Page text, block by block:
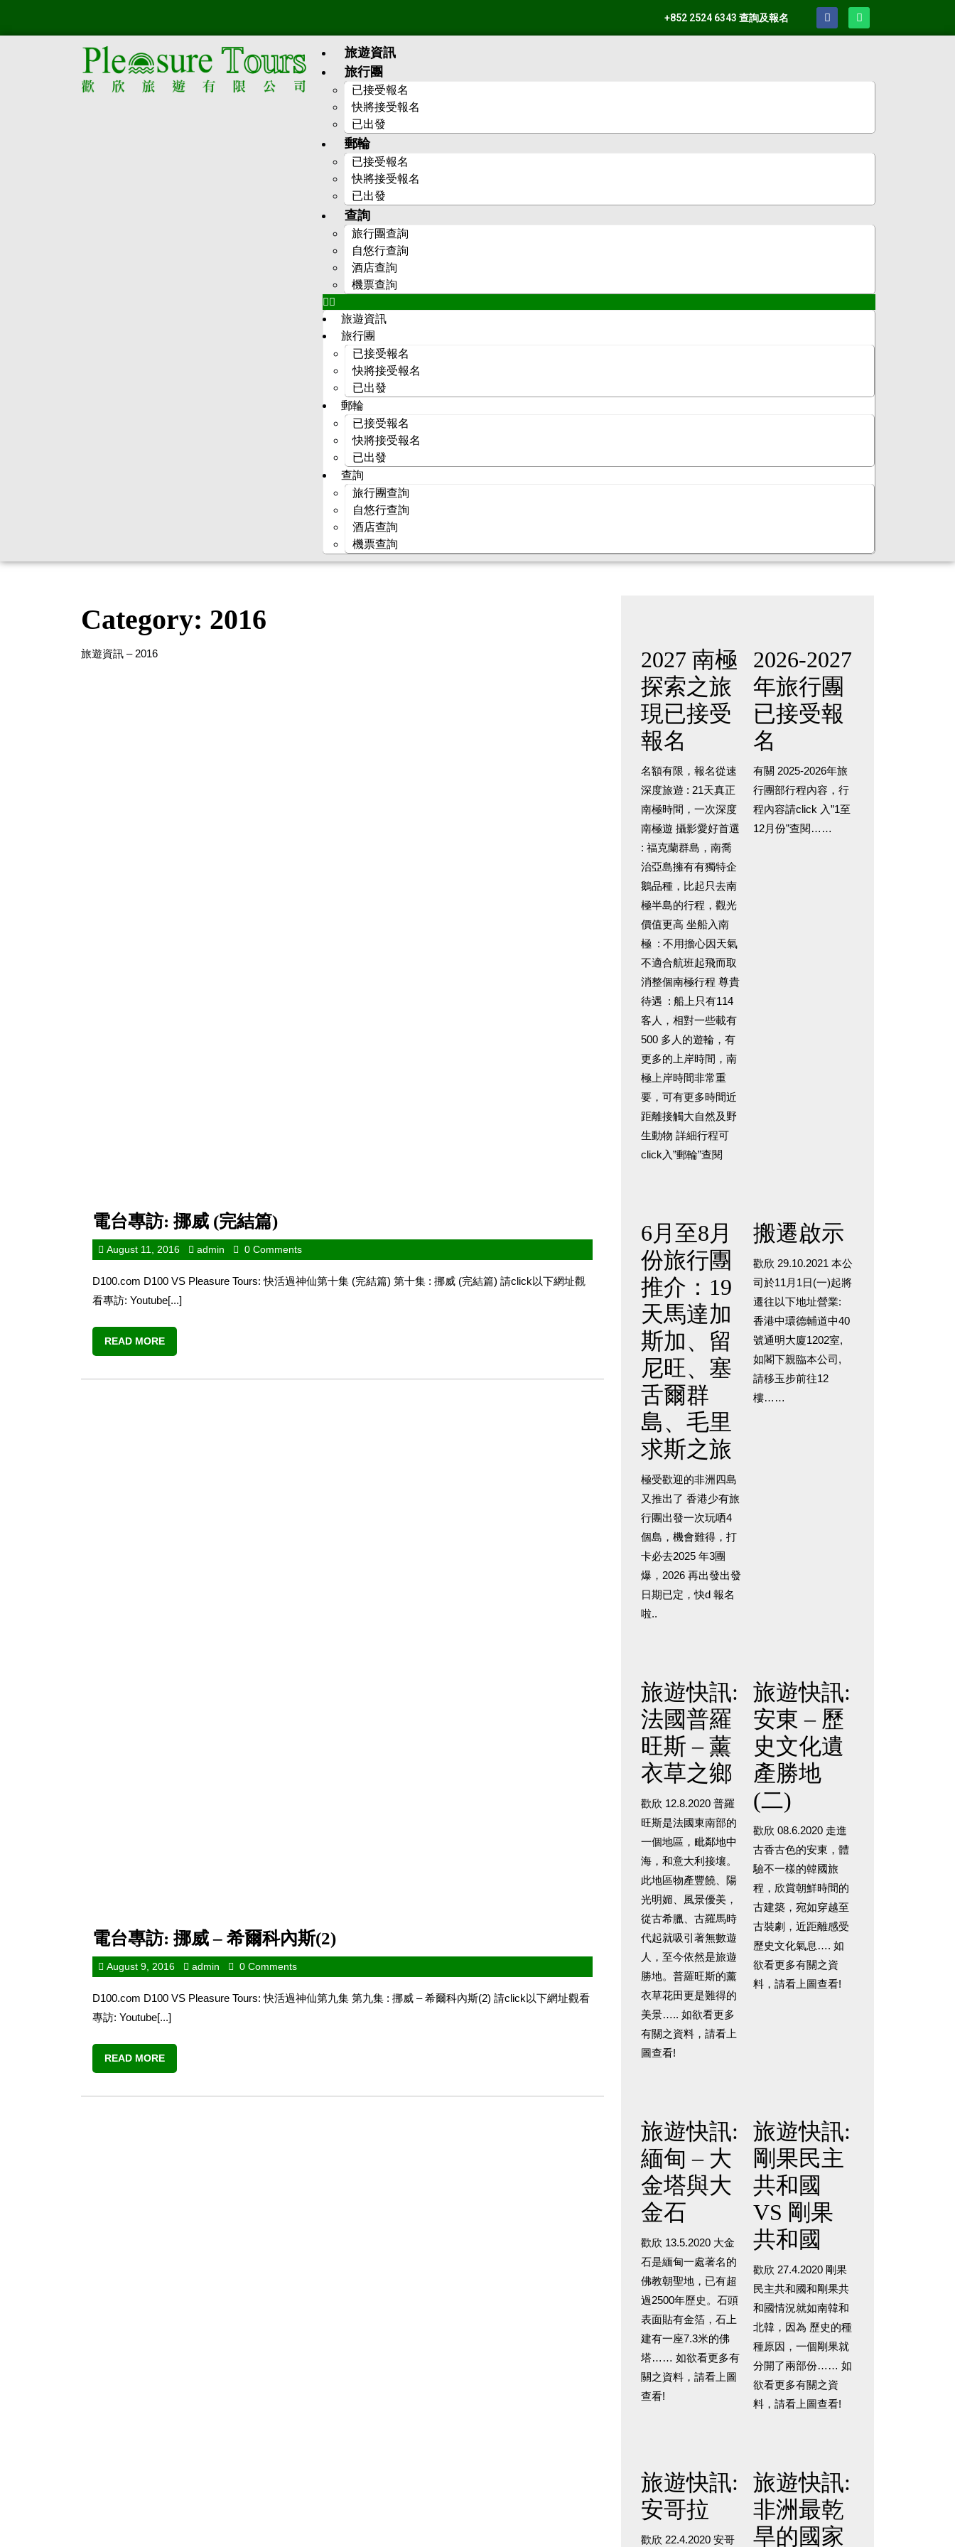
+852 2524 6343 查詢及報名
旅遊資訊
旅行團
已接受報名
快將接受報名
已出發
郵輪
已接受報名
快將接受報名
已出發
查詢
旅行團查詢
自悠行查詢
酒店查詢
機票查詢
旅遊資訊
旅行團
已接受報名
快將接受報名
已出發
郵輪
已接受報名
快將接受報名
已出發
查詢
旅行團查詢
自悠行查詢
酒店查詢
機票查詢
Category: 2016
旅遊資訊 – 2016
電台專訪: 挪威 (完結篇)
August 11, 2016 admin 0 Comments
D100.com D100 VS Pleasure Tours: 快活過神仙第十集 (完結篇) 第十集 : 挪威 (完結篇) 請click以下網址觀
看專訪: Youtube[...]
READ MORE
電台專訪: 挪威 – 希爾科內斯(2)
August 9, 2016 admin 0 Comments
D100.com D100 VS Pleasure Tours: 快活過神仙第九集 第九集 : 挪威 – 希爾科內斯(2) 請click以下網址觀看
專訪: Youtube[...]
READ MORE
2027 南極
探索之旅
現已接受
報名
名額有限，報名從速
深度旅遊 : 21天真正
南極時間，一次深度
南極遊 攝影愛好首選
: 福克蘭群島，南喬
治亞島擁有有獨特企
鵝品種，比起只去南
極半島的行程，觀光
價值更高 坐船入南
極 : 不用擔心因天氣
不適合航班起飛而取
消整個南極行程 尊貴
待遇 : 船上只有114
客人，相對一些載有
500 多人的遊輪，有
更多的上岸時間，南
極上岸時間非常重
要，可有更多時間近
距離接觸大自然及野
生動物 詳細行程可
click入”郵輪”查閱
2026-2027
年旅行團
已接受報
名
有關 2025-2026年旅
行團部行程內容，行
程內容請click 入”1至
12月份”查閱……
6月至8月
份旅行團
推介：19
天馬達加
斯加、留
尼旺、塞
舌爾群
島、毛里
求斯之旅
極受歡迎的非洲四島
又推出了 香港少有旅
行團出發一次玩哂4
個島，機會難得，打
卡必去2025 年3團
爆，2026 再出發出發
日期已定，快d 報名
啦..
搬遷啟示
歡欣 29.10.2021 本公
司於11月1日(一)起將
遷往以下地址營業:
香港中環德輔道中40
號通明大廈1202室,
如閣下親臨本公司,
請移玉步前往12
樓……
旅遊快訊:
法國普羅
旺斯 – 薰
衣草之鄉
歡欣 12.8.2020 普羅
旺斯是法國東南部的
一個地區，毗鄰地中
海，和意大利接壤。
此地區物產豐饒、陽
光明媚、風景優美，
從古希臘、古羅馬時
代起就吸引著無數遊
人，至今依然是旅遊
勝地。普羅旺斯的薰
衣草花田更是難得的
美景….. 如欲看更多
有關之資料，請看上
圖查看!
旅遊快訊:
安東 – 歷
史文化遺
產勝地
(二)
歡欣 08.6.2020 走進
古香古色的安東，體
驗不一樣的韓國旅
程，欣賞朝鮮時間的
古建築，宛如穿越至
古裝劇，近距離感受
歷史文化氣息…. 如
欲看更多有關之資
料，請看上圖查看!
旅遊快訊:
緬甸 – 大
金塔與大
金石
歡欣 13.5.2020 大金
石是緬甸一處著名的
佛教朝聖地，已有超
過2500年歷史。石頭
表面貼有金箔，石上
建有一座7.3米的佛
塔…… 如欲看更多有
關之資料，請看上圖
查看!
旅遊快訊:
剛果民主
共和國
VS 剛果
共和國
歡欣 27.4.2020 剛果
民主共和國和剛果共
和國情況就如南韓和
北韓，因為 歷史的種
種原因，一個剛果就
分開了兩部份…… 如
欲看更多有關之資
料，請看上圖查看!
旅遊快訊:
安哥拉
歡欣 22.4.2020 安哥
旅遊快訊:
非洲最乾
旱的國家